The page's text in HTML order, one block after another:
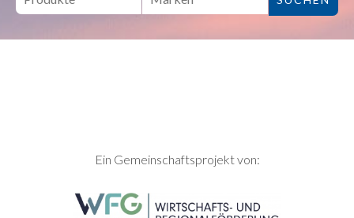
SEITENFUSSEin Gemeinschaftsprojekt von: